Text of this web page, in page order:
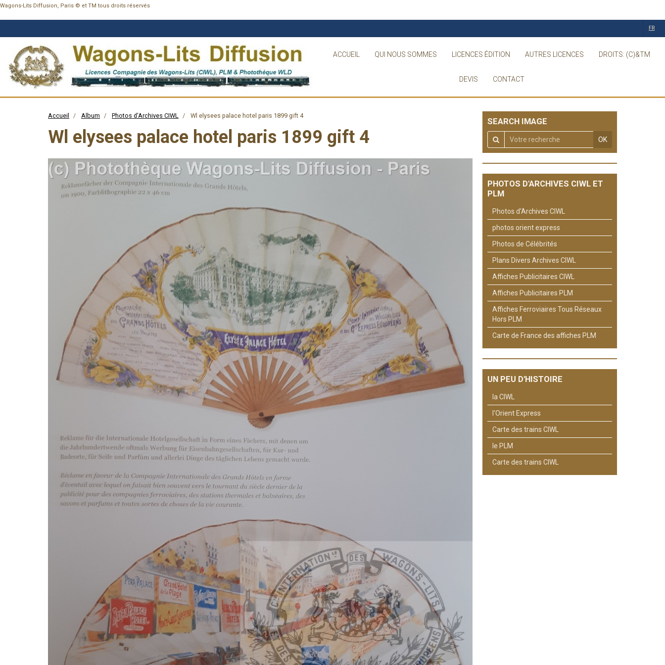
Wagons-Lits Diffusion, Paris © et TM tous droits réservés
ACCUEIL QUI NOUS SOMMES LICENCES ÉDITION AUTRES LICENCES DROITS: (C)&TM
DEVIS CONTACT
FR
Accueil Album Photos d'Archives CIWL Wl elysees palace hotel paris 1899 gift 4
Wl elysees palace hotel paris 1899 gift 4
SEARCH IMAGE
OK
PHOTOS D'ARCHIVES CIWL ET
PLM
Photos d'Archives CIWL
photos orient express
Photos de Célébrités
Plans Divers Archives CIWL
Affiches Publicitaires CIWL
Affiches Publicitaires PLM
Affiches Ferroviaires Tous Réseaux
Hors PLM
Carte de France des affiches PLM
UN PEU D'HISTOIRE
la CIWL
l'Orient Express
Carte des trains CIWL
le PLM
Carte des trains CIWL